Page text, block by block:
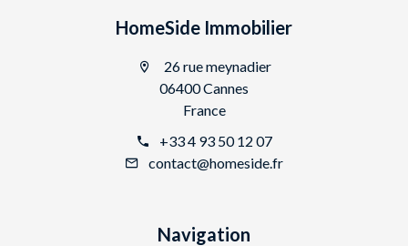
HomeSide Immobilier
26 rue meynadier
06400 Cannes
France
+33 4 93 50 12 07
contact@homeside.fr
Navigation